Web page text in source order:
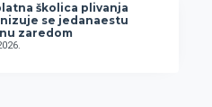
školica plivanja
se jedanaestu
zaredom